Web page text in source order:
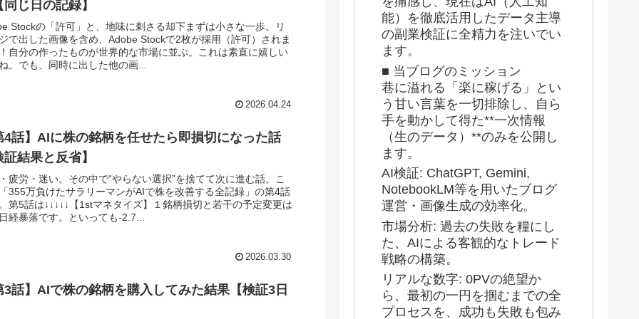
同じ日の記録】
Stockの「許可」と、地味に刺さる却下まずは小さな一歩。リ
で出した画像を含め、Adobe Stockで2枚が採用（許可）されま
自分の作ったものが世界的な市場に並ぶ。これは素直に嬉しい
。でも、同時に出した他の画...
2026.04.24
4話】AIに株の銘柄を任せたら即損切になった話
証結果と反省】
疲労・迷い。その中で“やらない選択”を捨てて次に進む話。こ
355万負けたサラリーマンがAIで株を改善する全記録」の第4話
第5話は↓↓↓↓↓【1stマネタイズ】１銘柄損切と若干の予定変更は
経暴落です。といっても-2.7...
2026.03.30
3話】AIで株の銘柄を購入してみた結果【検証3日
能）を徹底活用したデータ主導
の副業検証に全精力を注いでい
ます。
■ 当ブログのミッション
巷に溢れる「楽に稼げる」とい
う甘い言葉を一切排除し、自ら
手を動かして得た**一次情報
（生のデータ）**のみを公開し
ます。
AI検証: ChatGPT, Gemini,
NotebookLM等を用いたブログ
運営・画像生成の効率化。
市場分析: 過去の失敗を糧にし
た、AIによる客観的なトレード
戦略の構築。
リアルな数字: 0PVの絶望か
ら、最初の一円を掴むまでの全
プロセスを、成功も失敗も包み